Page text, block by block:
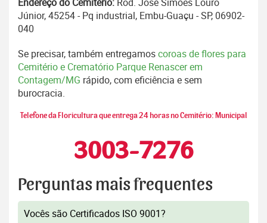
Júnior, 45254 - Pq industrial, Embu-Guaçu - SP, 06902-
040
Se precisar, também entregamoscoroas de flores para
Cemitério e Crematório Parque Renascer em
Contagem/MG rápido, com eficiência e sem
burocracia.
Telefone da Floricultura que entrega 24 horas no Cemitério: Municipal
3003-7276
Perguntas mais frequentes
Vocês são Certificados ISO 9001?